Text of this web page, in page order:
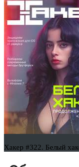
Хакер #322. Белый